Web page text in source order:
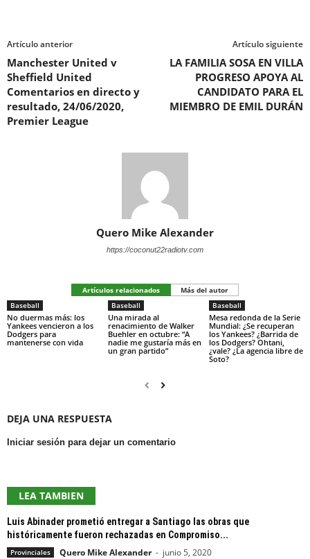
Artículo anterior
Manchester United v
Sheffield United
Comentarios en directo y
resultado, 24/06/2020,
Premier League
Artículo siguiente
LA FAMILIA SOSA EN VILLA
PROGRESO APOYA AL
CANDIDATO PARA EL
MIEMBRO DE EMIL DURÁN
Quero Mike Alexander
https://coconut22radiotv.com
Artículos relacionados
Más del autor
Baseball
No duermas más: los
Yankees vencieron a los
Dodgers para
mantenerse con vida
Baseball
Una mirada al
renacimiento de Walker
Buehler en octubre: “A
nadie me gustaría más en
un gran partido”
Baseball
Mesa redonda de la Serie
Mundial: ¿Se recuperan
los Yankees? ¿Barrida de
los Dodgers? Ohtani,
¿vale? ¿La agencia libre de
Soto?
DEJA UNA RESPUESTA
Iniciar sesión para dejar un comentario
LEA TAMBIEN
Luis Abinader prometió entregar a Santiago las obras que
históricamente fueron rechazadas en Compromiso...
Provinciales Quero Mike Alexander - junio 5, 2020